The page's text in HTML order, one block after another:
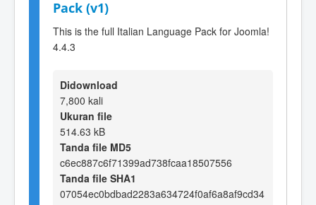
Pack (v1)
This is the full Italian Language Pack for Joomla!
4.4.3
Didownload
7,800 kali
Ukuran file
514.63 kB
Tanda file MD5
c6ec887c6f71399ad738fcaa18507556
Tanda file SHA1
07054ec0bdbad2283a634724f0af6a8af9cd34